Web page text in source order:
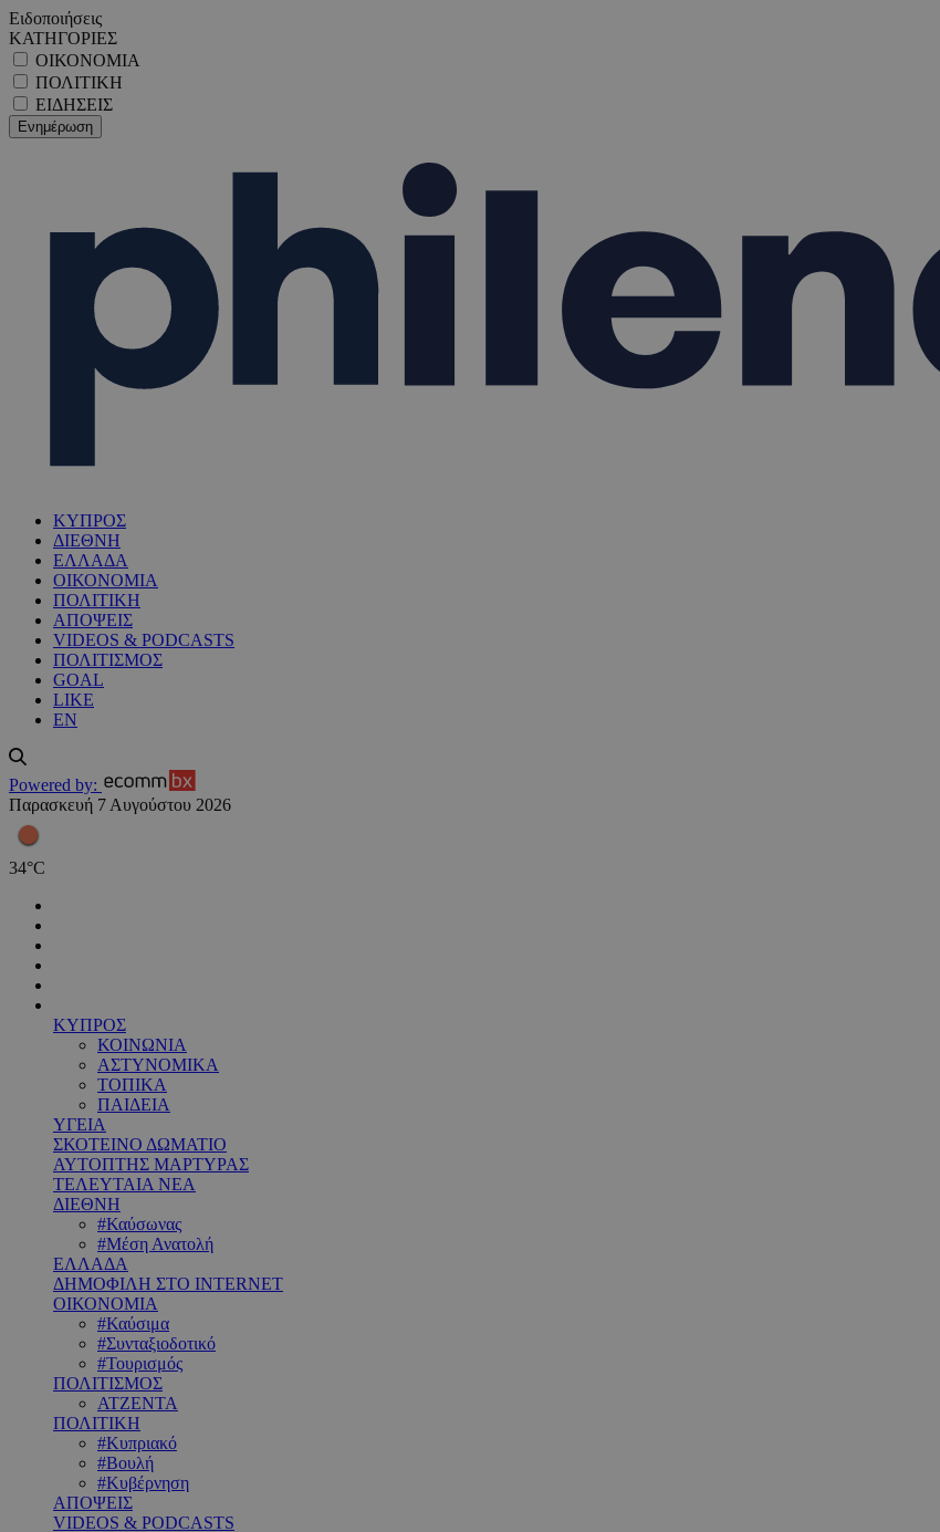
Ειδοποιήσεις
ΚΑΤΗΓΟΡΙΕΣ
ΟΙΚΟΝΟΜΙΑ
ΠΟΛΙΤΙΚΗ
ΕΙΔΗΣΕΙΣ
ΚΥΠΡΟΣ
ΔΙΕΘΝΗ
ΕΛΛΑΔΑ
ΟΙΚΟΝΟΜΙΑ
ΠΟΛΙΤΙΚΗ
ΑΠΟΨΕΙΣ
VIDEOS & PODCASTS
ΠΟΛΙΤΙΣΜΟΣ
GOAL
LIKE
EN
Powered by:
Παρασκευή 7 Αυγούστου 2026
34°C
ΚΥΠΡΟΣ
ΚΟΙΝΩΝΙΑ
ΑΣΤΥΝΟΜΙΚΑ
ΤΟΠΙΚΑ
ΠΑΙΔΕΙΑ
ΥΓΕΙΑ
ΣΚΟΤΕΙΝΟ ΔΩΜΑΤΙΟ
ΑΥΤΟΠΤΗΣ ΜΑΡΤΥΡΑΣ
ΤΕΛΕΥΤΑΙΑ ΝΕΑ
ΔΙΕΘΝΗ
#Καύσωνας
#Μέση Ανατολή
ΕΛΛΑΔΑ
ΔΗΜΟΦΙΛΗ ΣΤΟ INTERNET
ΟΙΚΟΝΟΜΙΑ
#Καύσιμα
#Συνταξιοδοτικό
#Τουρισμός
ΠΟΛΙΤΙΣΜΟΣ
ΑΤΖΕΝΤΑ
ΠΟΛΙΤΙΚΗ
#Κυπριακό
#Βουλή
#Κυβέρνηση
ΑΠΟΨΕΙΣ
VIDEOS & PODCASTS